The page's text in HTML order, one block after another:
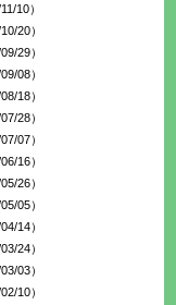
10）
20）
29）
08）
18）
28）
07）
16）
26）
05）
14）
24）
03）
10）